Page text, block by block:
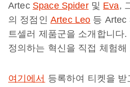
Artec Space Spider및 Eva,
의 정점인 Artec Leo 등 Artec
트셀러 제품군을 소개합니다
정의하는 혁신을 직접 체험해
여기에서 등록하여 티켓을